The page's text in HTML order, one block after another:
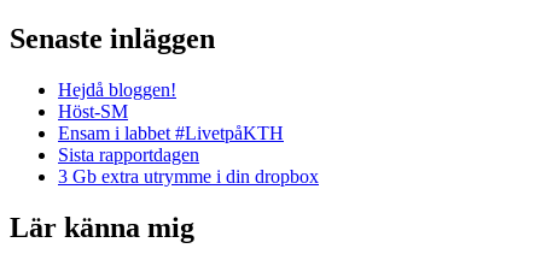
Senaste inläggen
Hejdå bloggen!
Höst-SM
Ensam i labbet #LivetpåKTH
Sista rapportdagen
3 Gb extra utrymme i din dropbox
Lär känna mig